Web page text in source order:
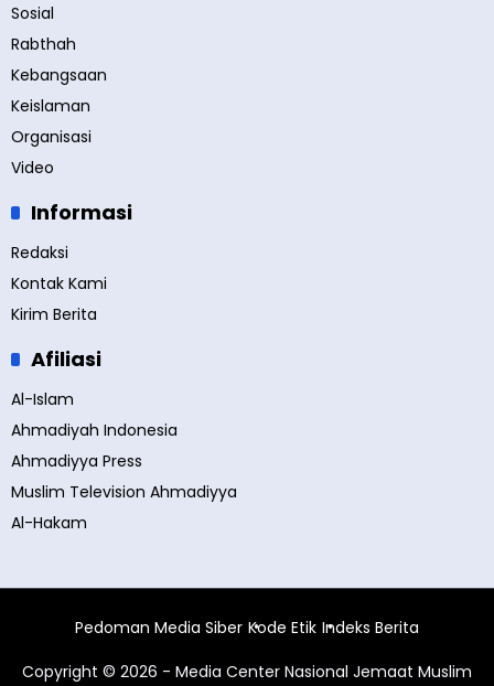
Sosial
Rabthah
Kebangsaan
Keislaman
Organisasi
Video
Informasi
Redaksi
Kontak Kami
Kirim Berita
Afiliasi
Al-Islam
Ahmadiyah Indonesia
Ahmadiyya Press
Muslim Television Ahmadiyya
Al-Hakam
Pedoman Media Siber Kode Etik Indeks Berita
Copyright © 2026 - Media Center Nasional Jemaat Muslim